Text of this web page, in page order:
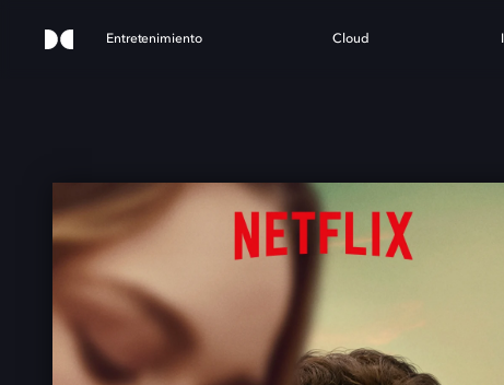
Entretenimiento Cloud